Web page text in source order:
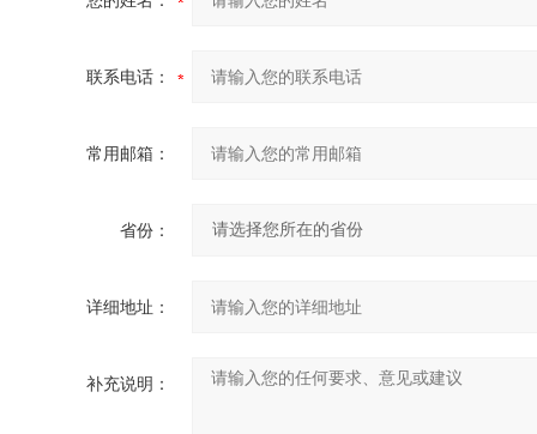
联系电话：
常用邮箱：
省份：
详细地址：
补充说明：